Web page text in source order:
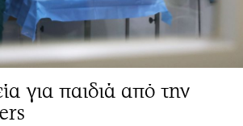
για παιδιά από την